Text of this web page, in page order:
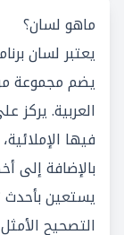
ماهو لسان؟
يعتبر لسان
يضم مجموعة
العربية. يركز
فيها
بالإضافة إلى
يستعين بأحدث
التصحيح